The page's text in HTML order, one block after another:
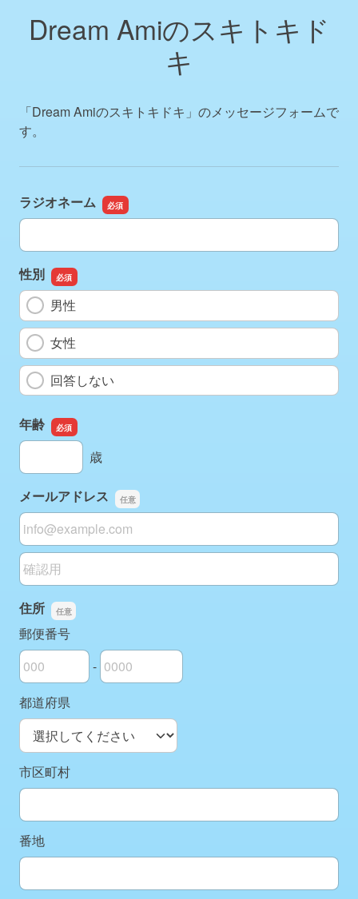
Dream Amiのスキトキド
キ
「Dream Amiのスキトキドキ 」のメッセージフォームで
す。
ラジオネーム
ラジオネーム
性別
男性
女性
回答しない
年齢
年齢
歳
メールアドレス
メールアドレス
メールアドレスの確認用
住所
郵便番号
郵便番号の上3桁
-
郵便番号の下4桁
都道府県
市区町村
番地